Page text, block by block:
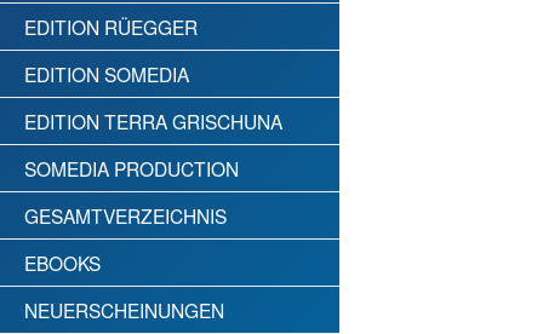
EDITION RÜEGGER
EDITION SOMEDIA
EDITION TERRA GRISCHUNA
SOMEDIA PRODUCTION
GESAMTVERZEICHNIS
EBOOKS
NEUERSCHEINUNGEN